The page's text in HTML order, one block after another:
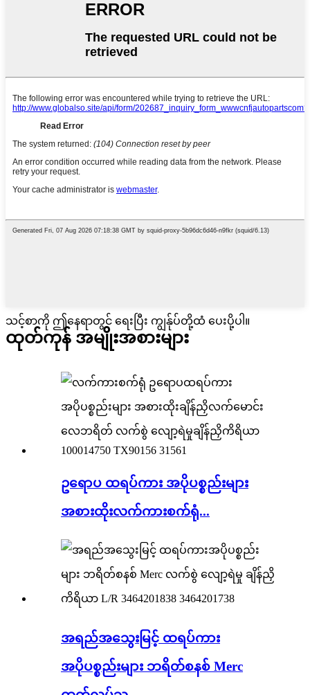
သင့်စာကို ဤနေရာတွင် ရေးပြီး ကျွန်ုပ်တို့ထံ ပေးပို့ပါ။
ထုတ်ကုန် အမျိုးအစားများ
ဥရောပ ထရပ်ကား အပိုပစ္စည်းများ
အစားထိုးလက်ကားစက်ရုံ...
အရည်အသွေးမြင့် ထရပ်ကား
အပိုပစ္စည်းများ ဘရိတ်စနစ် Merc